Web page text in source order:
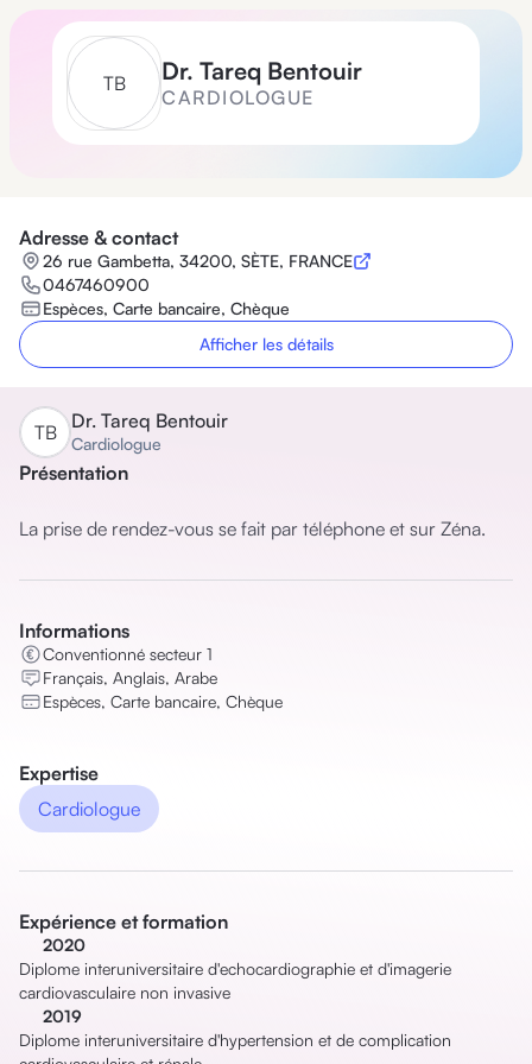
TB Dr. Tareq Bentouir
CARDIOLOGUE
Adresse & contact
26 rue Gambetta, 34200, SÈTE, FRANCE
0467460900
Espèces, Carte bancaire, Chèque
Afficher les détails
TB Dr. Tareq Bentouir
Cardiologue
Présentation
La prise de rendez-vous se fait par téléphone et sur Zéna.
Informations
Conventionné secteur 1
Français, Anglais, Arabe
Espèces, Carte bancaire, Chèque
Expertise
Cardiologue
Expérience et formation
2020
Diplome interuniversitaire d'echocardiographie et d'imagerie
cardiovasculaire non invasive
2019
Diplome interuniversitaire d'hypertension et de complication